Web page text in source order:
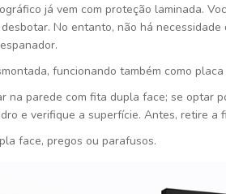
já vem com proteção laminada.
No entanto, não há
funcionando também como
na parede com fita dupla face; se optar
e verifique a superfície. Antes, retire a
face, pregos ou parafusos.